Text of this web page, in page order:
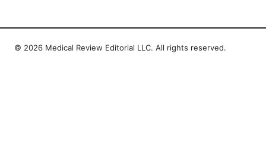
© 2026 Medical Review Editorial LLC. All rights reserved.